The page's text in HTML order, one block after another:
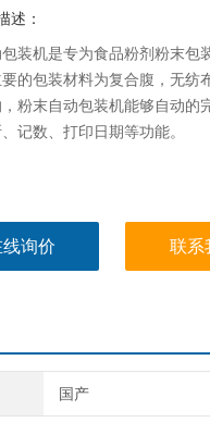
述：
装机是专为食品粉剂粉末包
的包装材料为复合腹，无纺
粉末自动包装机能够自动的
记数、打印日期等功能。
询价 联系
国产